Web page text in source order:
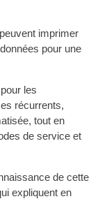
imprimer
pour une
les
récurrents,
tout en
de service et
de cette
expliquent en